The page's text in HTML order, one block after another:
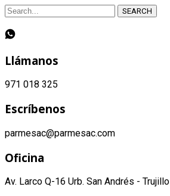
SEARCH
Llámanos
971 018 325
Escríbenos
parmesac@parmesac.com
Oficina
Av. Larco Q-16 Urb. San Andrés - Trujillo